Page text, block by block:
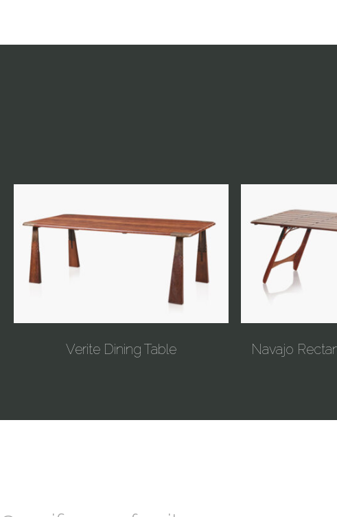
Verite Dining Table Navajo